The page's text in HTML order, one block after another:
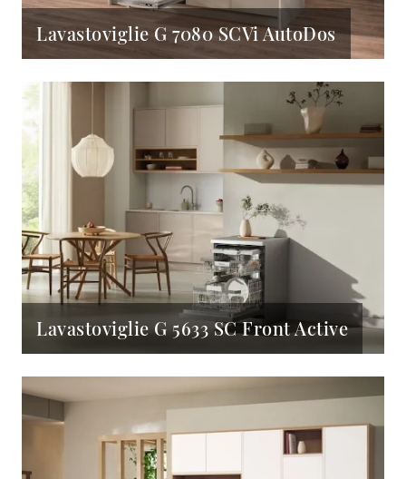
Lavastoviglie G 7080 SCVi AutoDos
Lavastoviglie G 5633 SC Front Active